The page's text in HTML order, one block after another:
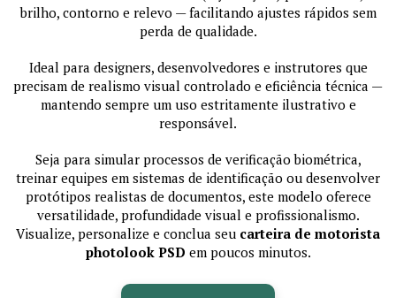
brilho, contorno e relevo — facilitando ajustes rápidos sem
perda de qualidade.
Ideal para designers, desenvolvedores e instrutores que
precisam de realismo visual controlado e eficiência técnica —
mantendo sempre um uso estritamente ilustrativo e
responsável.
Seja para simular processos de verificação biométrica,
treinar equipes em sistemas de identificação ou desenvolver
protótipos realistas de documentos, este modelo oferece
versatilidade, profundidade visual e profissionalismo.
Visualize, personalize e conclua seu carteira de motorista
photolook PSD em poucos minutos.